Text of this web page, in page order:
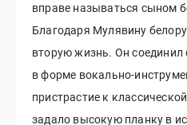
вправе называться сыном
Благодаря Мулявину
вторую жизнь. Он
в форме вокально-
пристрастие к
задало высокую планку в